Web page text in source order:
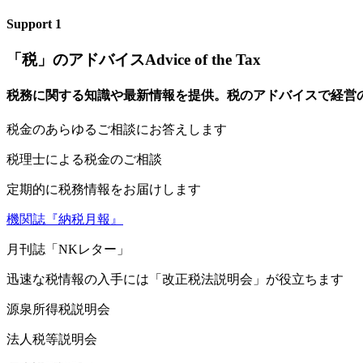
Support 1
「税」のアドバイスAdvice of the Tax
税務に関する知識や最新情報を提供。税のアドバイスで経営
税金のあらゆるご相談にお答えします
税理士による税金のご相談
定期的に税務情報をお届けします
機関誌『納税月報』
月刊誌「NKレター」
迅速な税情報の入手には「改正税法説明会」が役立ちます
源泉所得税説明会
法人税等説明会